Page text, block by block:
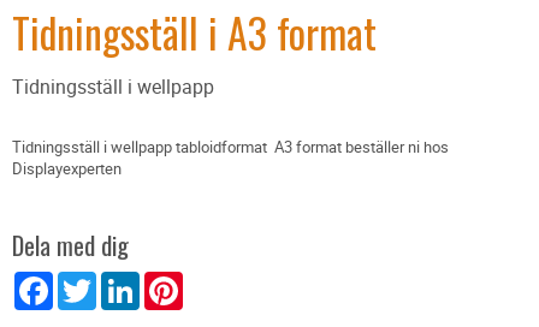
Tidningsställ i A3 format
Tidningsställ i wellpapp
Tidningsställ i wellpapp tabloidformat A3 format beställer ni hos
Displayexperten
Dela med dig
FacebookTwitter LinkedIn